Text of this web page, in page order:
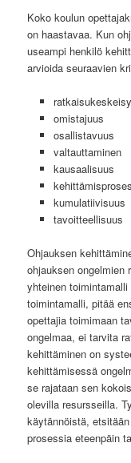
Koko koulun
on haastavaa. Kun
useampi henkilö
arvioida seuraavien
omistajuus
osallistavuus
valtauttaminen
kausaalisuus
kumulatiivisuus
tavoitteellisuus
Ohjauksen
ohjauksen
yhteinen
toimintamalli, pitää
opettajia toimimaan
ongelmaa, ei tarvita
kehittäminen on
kehittämisessä
se rajataan sen
olevilla resursseilla.
käytännöistä,
prosessia eteenpäin